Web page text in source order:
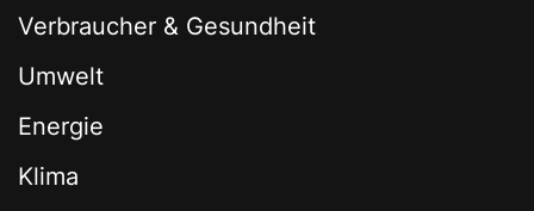
Verbraucher & Gesundheit
Umwelt
Energie
Klima